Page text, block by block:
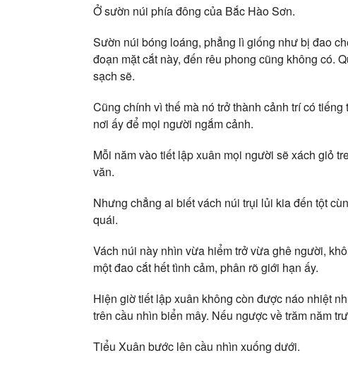
Ở sườn núi phía đông của Bắc Hào Sơn.
Sườn núi bóng loáng, phẳng lì giống như bị đao
đoạn mặt cắt này, đến rêu phong cũng không có.
sạch sẽ.
Cũng chính vì thế mà nó trở thành cảnh trí có
nơi ấy để mọi người ngắm cảnh.
Mỗi năm vào tiết lập xuân mọi người sẽ xách giỏ
văn.
Nhưng chẳng ai biết vách núi trụi lủi kia đến tột
quái.
Vách núi này nhìn vừa hiểm trở vừa ghê người,
một đao cắt hết tình cảm, phân rõ giới hạn ấy.
Hiện giờ tiết lập xuân không còn được náo nhiệt
trên cầu nhìn biển mây. Nếu ngược về trăm năm
Tiểu Xuân bước lên cầu nhìn xuống dưới.